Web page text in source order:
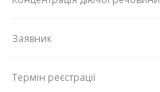
Заявник
Термін реєстрації